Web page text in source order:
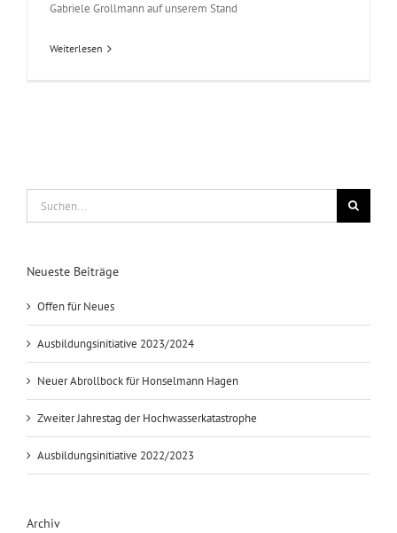
Gabriele Grollmann auf unserem Stand
Weiterlesen
Neueste Beiträge
Offen für Neues
Ausbildungsinitiative 2023/2024
Neuer Abrollbock für Honselmann Hagen
Zweiter Jahrestag der Hochwasserkatastrophe
Ausbildungsinitiative 2022/2023
Archiv